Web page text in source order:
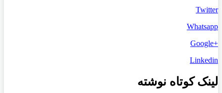
Twitter
Whatsapp
+Google
Linkedin
لینک کوتاه نوشته